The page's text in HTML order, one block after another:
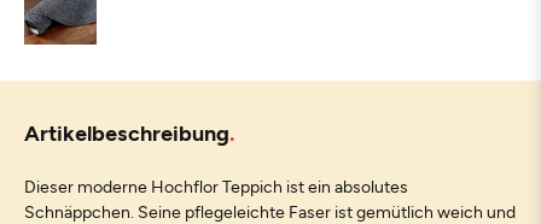
Artikelbeschreibung
Dieser moderne Hochflor Teppich ist ein absolutes
Schnäppchen. Seine pflegeleichte Faser ist gemütlich weich und